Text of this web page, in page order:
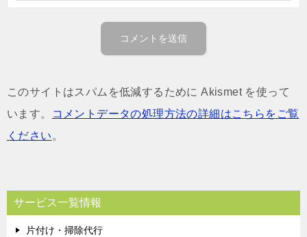
このサイトはスパムを低減するために Akismet を使って
います。
コメントデータの処理方法の詳細はこちらをご覧
ください 。
サービス一覧情報
片付け・掃除代行